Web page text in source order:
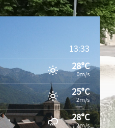
13:33
28°C
0m/s
25°C
2m/s
28°C
2m/s